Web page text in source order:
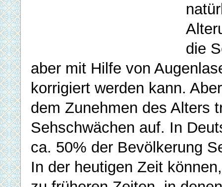
die
aber mit Hilfe von
korrigiert werden kann.
dem Zunehmen des Alters
Sehschwächen auf. In
ca. 50% der Bevölkerung
In der heutigen Zeit